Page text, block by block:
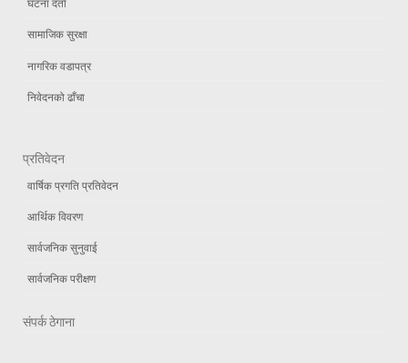
सामाजिक सुरक्षा
नागरिक वडापत्र
निवेदनको ढाँचा
प्रतिवेदन
वार्षिक प्रगति प्रतिवेदन
आर्थिक विवरण
सार्वजनिक सुनुवाई
सार्वजनिक परीक्षण
संपर्क ठेगाना